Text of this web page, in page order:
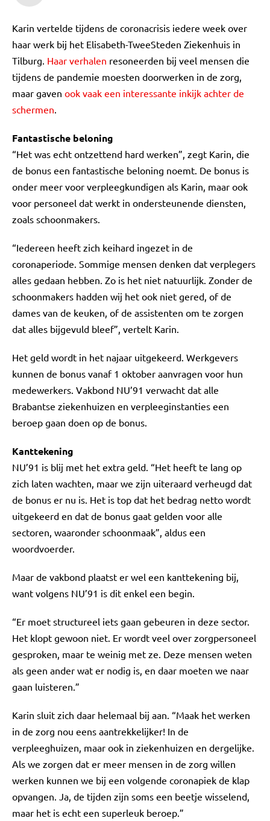
Karin vertelde tijdens de coronacrisis iedere week over
haar werk bij het Elisabeth-TweeSteden Ziekenhuis in
Tilburg. Haar verhalen resoneerden bij veel mensen die
tijdens de pandemie moesten doorwerken in de zorg,
maar gaven ook vaak een interessante inkijk achter de
schermen.
Fantastische beloning
“Het was echt ontzettend hard werken”, zegt Karin, die
de bonus een fantastische beloning noemt. De bonus is
onder meer voor verpleegkundigen als Karin, maar ook
voor personeel dat werkt in ondersteunende diensten,
zoals schoonmakers.
“Iedereen heeft zich keihard ingezet in de
coronaperiode. Sommige mensen denken dat verplegers
alles gedaan hebben. Zo is het niet natuurlijk. Zonder de
schoonmakers hadden wij het ook niet gered, of de
dames van de keuken, of de assistenten om te zorgen
dat alles bijgevuld bleef”, vertelt Karin.
Het geld wordt in het najaar uitgekeerd. Werkgevers
kunnen de bonus vanaf 1 oktober aanvragen voor hun
medewerkers. Vakbond NU’91 verwacht dat alle
Brabantse ziekenhuizen en verpleeginstanties een
beroep gaan doen op de bonus.
Kanttekening
NU’91 is blij met het extra geld. “Het heeft te lang op
zich laten wachten, maar we zijn uiteraard verheugd dat
de bonus er nu is. Het is top dat het bedrag netto wordt
uitgekeerd en dat de bonus gaat gelden voor alle
sectoren, waaronder schoonmaak”, aldus een
woordvoerder.
Maar de vakbond plaatst er wel een kanttekening bij,
want volgens NU’91 is dit enkel een begin.
“Er moet structureel iets gaan gebeuren in deze sector.
Het klopt gewoon niet. Er wordt veel over zorgpersoneel
gesproken, maar te weinig met ze. Deze mensen weten
als geen ander wat er nodig is, en daar moeten we naar
gaan luisteren.”
Karin sluit zich daar helemaal bij aan. “Maak het werken
in de zorg nou eens aantrekkelijker! In de
verpleeghuizen, maar ook in ziekenhuizen en dergelijke.
Als we zorgen dat er meer mensen in de zorg willen
werken kunnen we bij een volgende coronapiek de klap
opvangen. Ja, de tijden zijn soms een beetje wisselend,
maar het is echt een superleuk beroep.”